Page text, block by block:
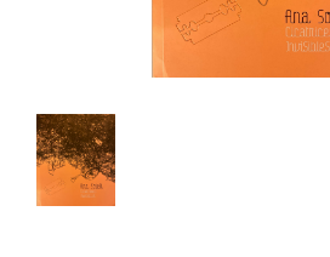
出版物
動画